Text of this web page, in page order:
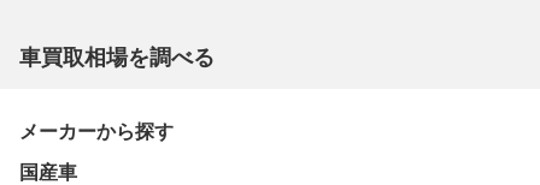
広大なキャビンスペースを活用し、2列シート4人乗りと
となり、運転席とはインターホンで通話が可能。プレミア
ムナッパ本革のシートは左右両シートにリラクゼーション
車買取相場を調べる
メーカーから探す
国産車